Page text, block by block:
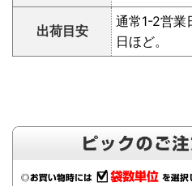
出荷目安
通常1-2営
日ほど。